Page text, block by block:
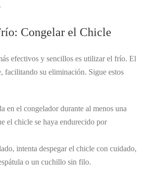
Congelar el Chicle
efectivos y sencillos es utilizar el frío. El
facilitando su eliminación. Sigue estos
en el congelador durante al menos una
el chicle se haya endurecido por
intenta despegar el chicle con cuidado,
o un cuchillo sin filo.